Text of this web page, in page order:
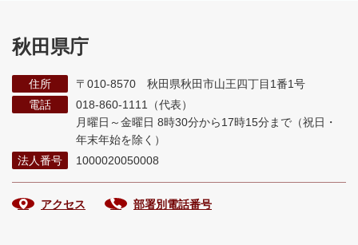
秋田県庁
住所
〒010-8570 秋田県秋田市山王四丁目1番1号
電話
018-860-1111（代表）
月曜日～金曜日 8時30分から17時15分まで （祝日・
年末年始を除く）
法人番号
1000020050008
アクセス 部署別電話番号